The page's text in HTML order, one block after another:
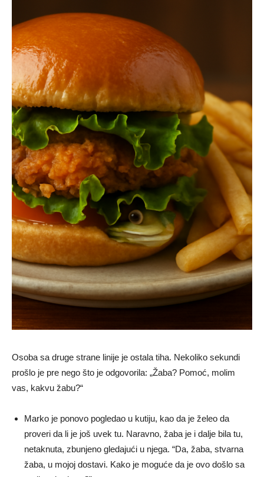
Osoba sa druge strane linije je ostala tiha. Nekoliko sekundi
prošlo je pre nego što je odgovorila: „Žaba? Pomoć, molim
vas, kakvu žabu?“
Marko je ponovo pogledao u kutiju, kao da je želeo da
proveri da li je još uvek tu. Naravno, žaba je i dalje bila tu,
netaknuta, zbunjeno gledajući u njega. “Da, žaba, stvarna
žaba, u mojoj dostavi. Kako je moguće da je ovo došlo sa